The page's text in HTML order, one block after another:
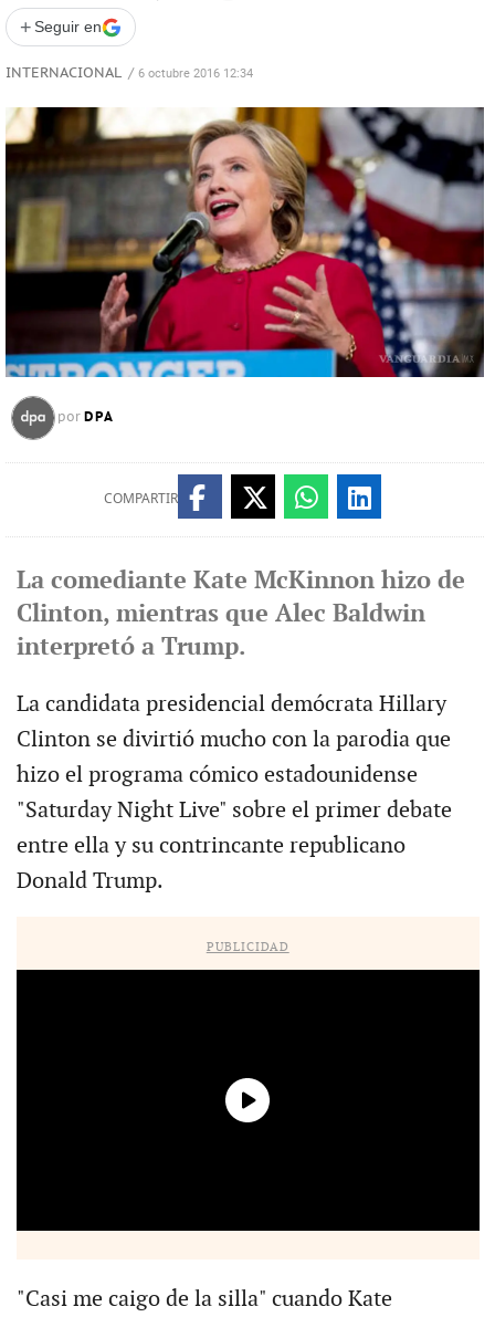
+ Seguir en
INTERNACIONAL / 6 octubre 2016 12:34
por DPA
COMPARTIR
La comediante Kate McKinnon hizo de
Clinton, mientras que Alec Baldwin
interpretó a Trump.
La candidata presidencial demócrata Hillary
Clinton se divirtió mucho con la parodia que
hizo el programa cómico estadounidense
"Saturday Night Live" sobre el primer debate
entre ella y su contrincante republicano
Donald Trump.
PUBLICIDAD
"Casi me caigo de la silla" cuando Kate